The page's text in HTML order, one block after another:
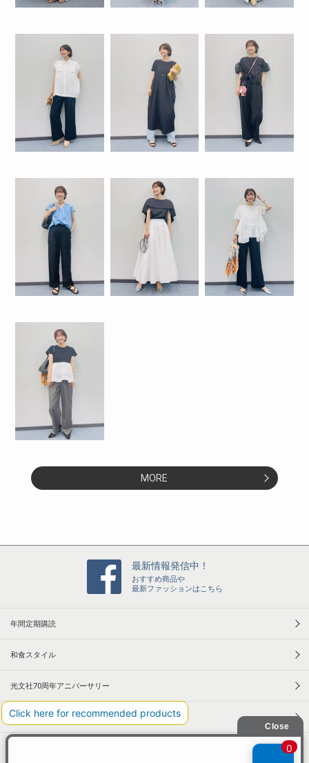
MORE
最新情報発信中！
おすすめ商品や
最新ファッションはこちら
年間定期購読
和食スタイル
光文社70周年アニバーサリー
本屋さんへ行こう！キャンペーン